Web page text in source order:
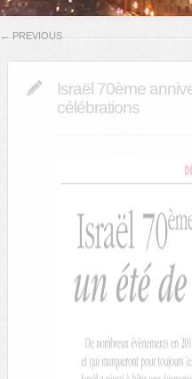
← PREVIOUS
Israël 70ème
célébrations